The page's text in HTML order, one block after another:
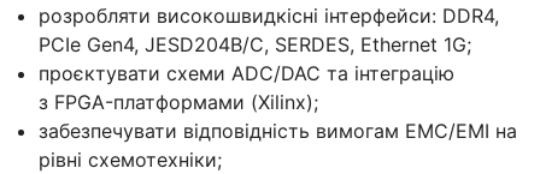
розробляти високошвидкісні інтерфейси: DDR4,
PCIe Gen4, JESD204B/C, SERDES, Ethernet 1G;
проєктувати схеми ADC/DAC та інтеграцію
з FPGA-платформами (Xilinx);
забезпечувати відповідність вимогам EMC/EMI на
рівні схемотехніки;